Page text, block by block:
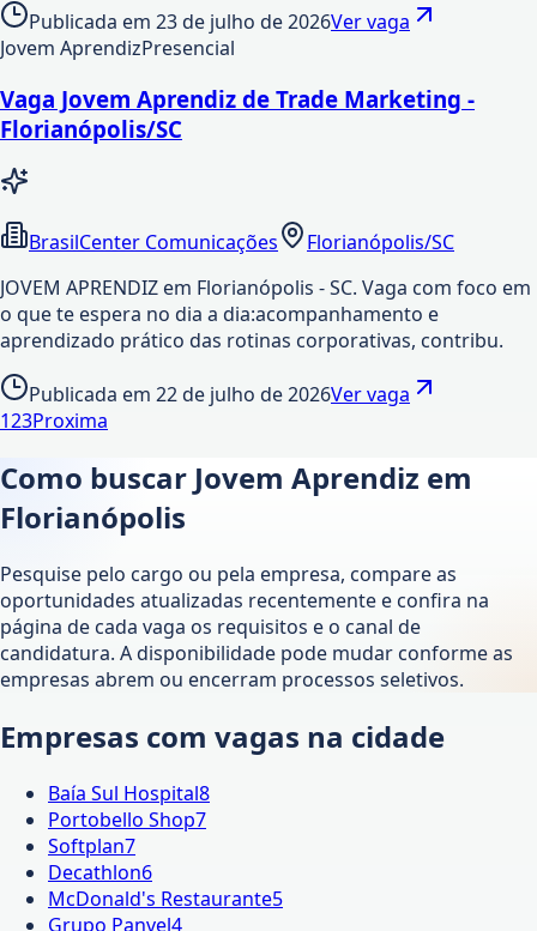
Publicada em 23 de julho de 2026Ver vaga
Jovem AprendizPresencial
Vaga Jovem Aprendiz de Trade Marketing -
Florianópolis/SC
BrasilCenter Comunicações
Florianópolis/SC
JOVEM APRENDIZ em Florianópolis - SC. Vaga com foco em
o que te espera no dia a dia:acompanhamento e
aprendizado prático das rotinas corporativas, contribu.
Publicada em 22 de julho de 2026Ver vaga
123Proxima
Como buscar Jovem Aprendiz em
Florianópolis
Pesquise pelo cargo ou pela empresa, compare as
oportunidades atualizadas recentemente e confira na
página de cada vaga os requisitos e o canal de
candidatura. A disponibilidade pode mudar conforme as
empresas abrem ou encerram processos seletivos.
Empresas com vagas na cidade
Baía Sul Hospital8
Portobello Shop7
Softplan7
Decathlon6
McDonald's Restaurante5
Grupo Panvel4